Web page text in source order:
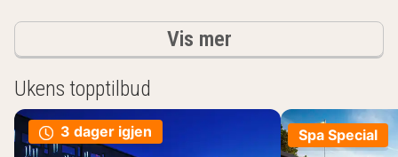
Vis merResultater
Ukens topptilbud
3 dager igjen Spa Special